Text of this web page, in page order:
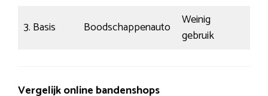
3. Basis Boodschappenauto
Weinig
gebruik
Vergelijk online bandenshops